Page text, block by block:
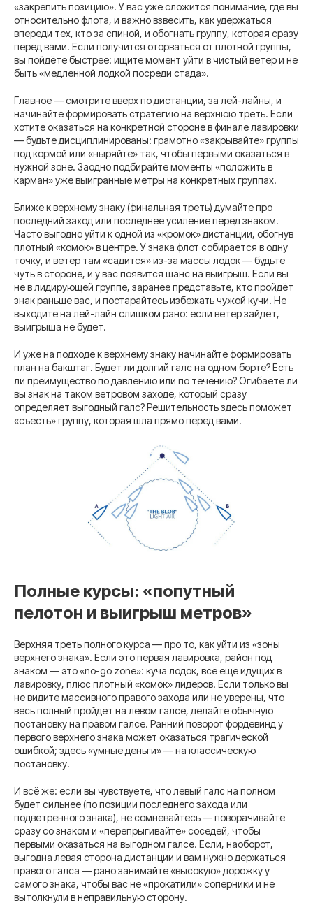
«закрепить позицию». У вас уже сложится понимание, где вы
относительно флота, и важно взвесить, как удержаться
впереди тех, кто за спиной, и обогнать группу, которая сразу
перед вами. Если получится оторваться от плотной группы,
вы пойдёте быстрее: ищите момент уйти в чистый ветер и не
быть «медленной лодкой посреди стада».
Главное — смотрите вверх по дистанции, за лей-лайны, и
начинайте формировать стратегию на верхнюю треть. Если
хотите оказаться на конкретной стороне в финале лавировки
— будьте дисциплинированы: грамотно «закрывайте» группы
под кормой или «ныряйте» так, чтобы первыми оказаться в
нужной зоне. Заодно подбирайте моменты «положить в
карман» уже выигранные метры на конкретных группах.
Ближе к верхнему знаку (финальная треть) думайте про
последний заход или последнее усиление перед знаком.
Часто выгодно уйти к одной из «кромок» дистанции, обогнув
плотный «комок» в центре. У знака флот собирается в одну
точку, и ветер там «садится» из-за массы лодок — будьте
чуть в стороне, и у вас появится шанс на выигрыш. Если вы
не в лидирующей группе, заранее представьте, кто пройдёт
знак раньше вас, и постарайтесь избежать чужой кучи. Не
выходите на лей-лайн слишком рано: если ветер зайдёт,
выигрыша не будет.
И уже на подходе к верхнему знаку начинайте формировать
план на бакштаг. Будет ли долгий галс на одном борте? Есть
ли преимущество по давлению или по течению? Огибаете ли
вы знак на таком ветровом заходе, который сразу
определяет выгодный галс? Решительность здесь поможет
«съесть» группу, которая шла прямо перед вами.
Полные курсы: «попутный
пелотон и выигрыш метров»
Верхняя треть полного курса — про то, как уйти из «зоны
верхнего знака». Если это первая лавировка, район под
знаком — это «no-go zone»: куча лодок, всё ещё идущих в
лавировку, плюс плотный «комок» лидеров. Если только вы
не видите массивного правого захода или не уверены, что
весь полный пройдёт на левом галсе, делайте обычную
постановку на правом галсе. Ранний поворот фордевинд у
первого верхнего знака может оказаться трагической
ошибкой; здесь «умные деньги» — на классическую
постановку.
И всё же: если вы чувствуете, что левый галс на полном
будет сильнее (по позиции последнего захода или
подветренного знака), не сомневайтесь — поворачивайте
сразу со знаком и «перепрыгивайте» соседей, чтобы
первыми оказаться на выгодном галсе. Если, наоборот,
выгодна левая сторона дистанции и вам нужно держаться
правого галса — рано занимайте «высокую» дорожку у
самого знака, чтобы вас не «прокатили» соперники и не
вытолкнули в неправильную сторону.